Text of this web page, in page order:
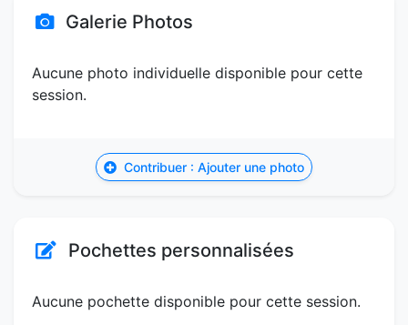
Galerie Photos
Aucune photo individuelle disponible pour cette
session.
Contribuer : Ajouter une photo
Pochettes personnalisées
Aucune pochette disponible pour cette session.